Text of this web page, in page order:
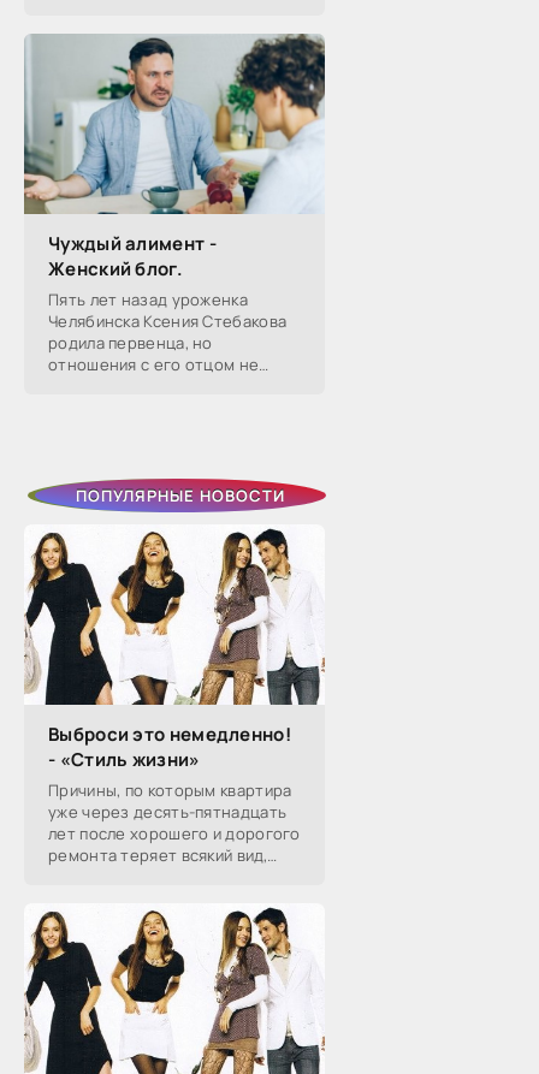
смерти в 1917-м, почему он стал
советским буржуа, а не вторым
Чуждый алимент -
Женский блог.
Пять лет назад уроженка
Челябинска Ксения Стебакова
родила первенца, но
отношения с его отцом не
ПОПУЛЯРНЫЕ НОВОСТИ
Выброси это немедленно!
- «Стиль жизни»
Причины, по которым квартира
уже через десять-пятнадцать
лет после хорошего и дорогого
ремонта теряет всякий вид,
чтобы сохранить